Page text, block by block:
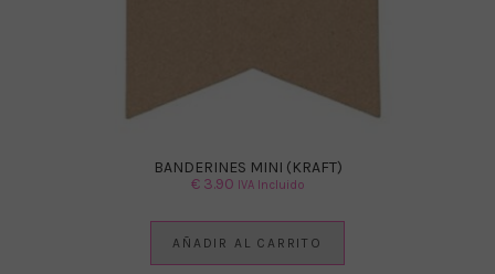
BANDERINES MINI (KRAFT)
€3.90 IVA Incluido
AÑADIR AL CARRITO